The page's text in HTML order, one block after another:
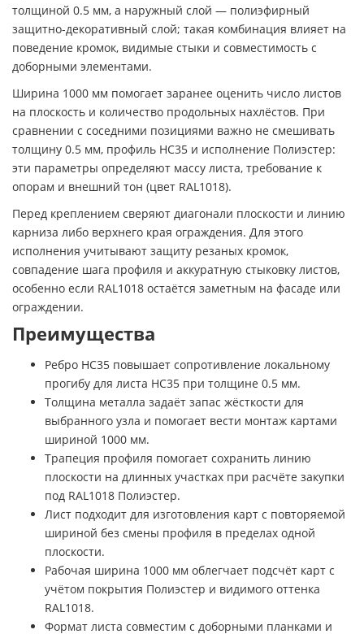
толщиной 0.5 мм, а наружный слой — полиэфирный
защитно-декоративный слой; такая комбинация влияет на
поведение кромок, видимые стыки и совместимость с
доборными элементами.
Ширина 1000 мм помогает заранее оценить число листов
на плоскость и количество продольных нахлёстов. При
сравнении с соседними позициями важно не смешивать
толщину 0.5 мм, профиль НС35 и исполнение Полиэстер:
эти параметры определяют массу листа, требование к
опорам и внешний тон (цвет RAL1018).
Перед креплением сверяют диагонали плоскости и линию
карниза либо верхнего края ограждения. Для этого
исполнения учитывают защиту резаных кромок,
совпадение шага профиля и аккуратную стыковку листов,
особенно если RAL1018 остаётся заметным на фасаде или
ограждении.
Преимущества
Ребро НС35 повышает сопротивление локальному
прогибу для листа НС35 при толщине 0.5 мм.
Толщина металла задаёт запас жёсткости для
выбранного узла и помогает вести монтаж картами
шириной 1000 мм.
Трапеция профиля помогает сохранить линию
плоскости на длинных участках при расчёте закупки
под RAL1018 Полиэстер.
Лист подходит для изготовления карт с повторяемой
шириной без смены профиля в пределах одной
плоскости.
Рабочая ширина 1000 мм облегчает подсчёт карт с
учётом покрытия Полиэстер и видимого оттенка
RAL1018.
Формат листа совместим с доборными планками и